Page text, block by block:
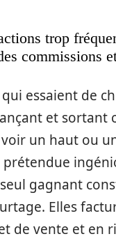
trop
commissions
qui essaient de
et sortant
voir un haut ou
prétendue
gagnant
Elles
de vente et en